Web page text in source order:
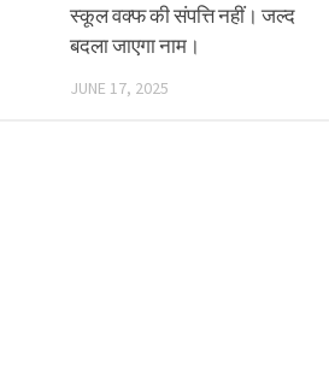
स्कूल वक्फ की संपत्ति नहीं। जल्द
बदला जाएगा नाम।
JUNE 17, 2025